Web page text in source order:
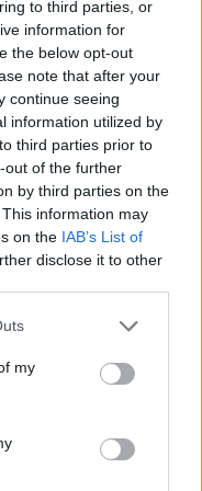
to third parties, or
information for
the below opt-out
note that after your
continue seeing
information utilized by
third parties prior to
out of the further
by third parties on the
information may
on the IAB’s List of
disclose it to other
myανάπτυξη και
θετικές
3-4%. με την